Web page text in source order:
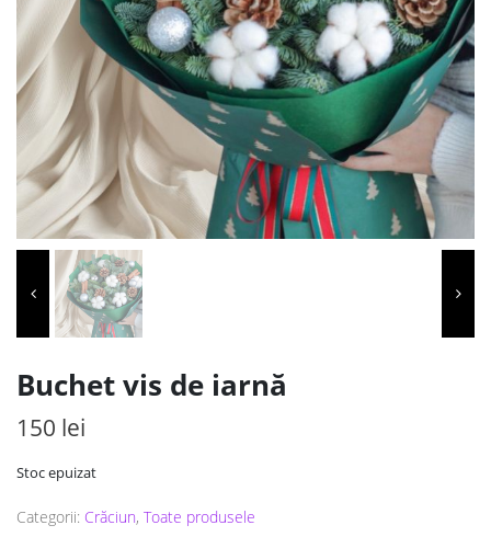
Buchet vis de iarnă
150 lei
Stoc epuizat
Categorii: Crăciun, Toate produsele